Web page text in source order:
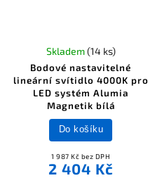
Bodové nastavitelné
lineární svítidlo 4000K pro
LED systém Alumia
Magnetik bílá
Skladem(14 ks)
1 987 Kč bez DPH
2 404 Kč
Do košíku